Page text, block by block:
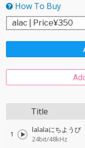
How To Buy
Title
1 lalalaにちようび
24bit/48kHz